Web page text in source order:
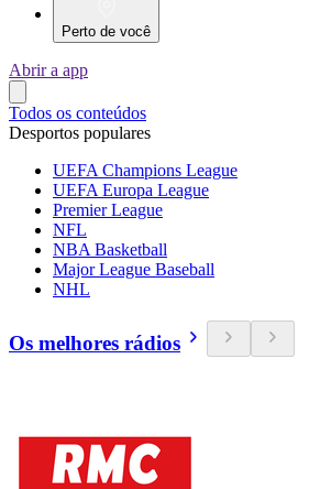
Perto de você
Abrir a app
Todos os conteúdos
Desportos populares
UEFA Champions League
UEFA Europa League
Premier League
NFL
NBA Basketball
Major League Baseball
NHL
Os melhores rádios